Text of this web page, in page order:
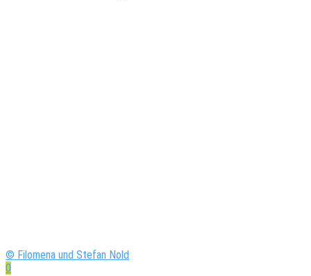
© Filomena und Stefan Nold
0